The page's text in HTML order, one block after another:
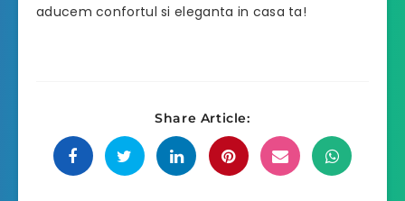
aducem confortul si eleganta in casa ta!
Share Article: